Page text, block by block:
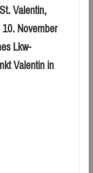
Valentin,
November
Lkw-
Valentin in